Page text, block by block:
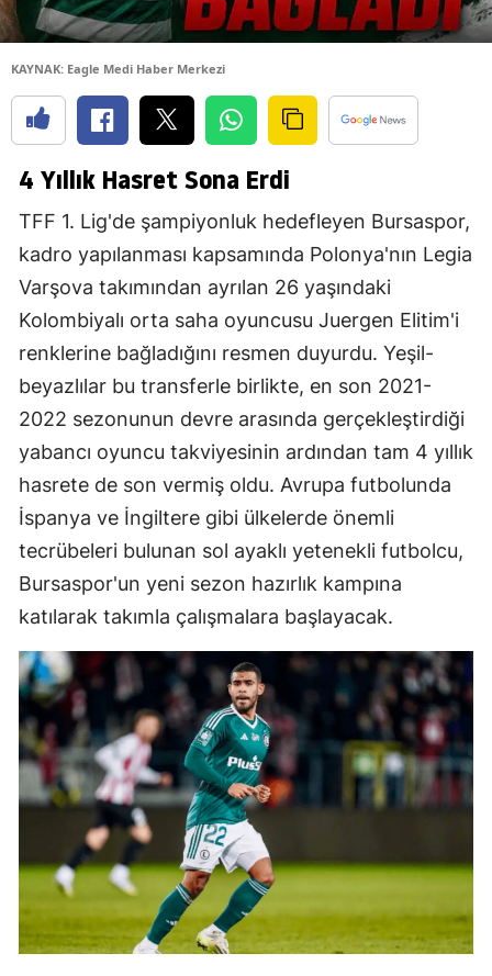
KAYNAK: Eagle Medi Haber Merkezi
4 Yıllık Hasret Sona Erdi
TFF 1. Lig'de şampiyonluk hedefleyen Bursaspor,
kadro yapılanması kapsamında Polonya'nın Legia
Varşova takımından ayrılan 26 yaşındaki
Kolombiyalı orta saha oyuncusu Juergen Elitim'i
renklerine bağladığını resmen duyurdu. Yeşil-
beyazlılar bu transferle birlikte, en son 2021-
2022 sezonunun devre arasında gerçekleştirdiği
yabancı oyuncu takviyesinin ardından tam 4 yıllık
hasrete de son vermiş oldu. Avrupa futbolunda
İspanya ve İngiltere gibi ülkelerde önemli
tecrübeleri bulunan sol ayaklı yetenekli futbolcu,
Bursaspor'un yeni sezon hazırlık kampına
katılarak takımla çalışmalara başlayacak.